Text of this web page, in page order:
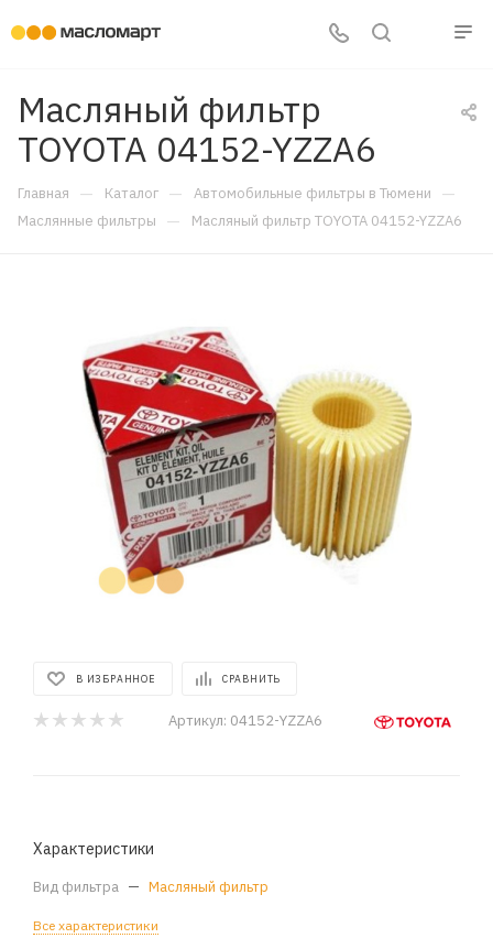
Масляный фильтр
TOYOTA 04152-YZZA6
Главная — Каталог — Автомобильные фильтры в Тюмени —
Маслянные фильтры — Масляный фильтр TOYOTA 04152-YZZA6
В ИЗБРАННОЕ СРАВНИТЬ
Артикул: 04152-YZZA6
Характеристики
Вид фильтра — Масляный фильтр
Все характеристики